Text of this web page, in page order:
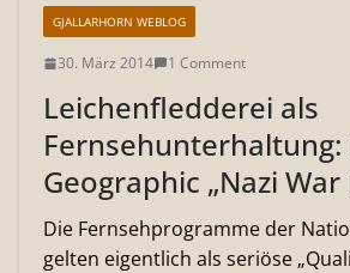
GJALLARHORN WEBLOG
30. März 2014 1 Comment
Leichenfledderei als
Geographic „Nazi War
Die Fernsehprogramme der
gelten eigentlich als seriöse